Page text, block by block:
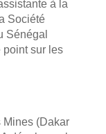
à la
Société
Sénégal
point sur les
Mines (Dakar